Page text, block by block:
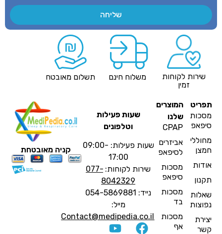
שליחה
שירות לקוחות
זמין
משלוח חינם תשלום מאובטח
מסכות
סיפאפ
מחוללי
חמצן
אודות
תקנון
שאלות
נפוצות
יצירת
קשר
המוצרים
שלנו
CPAP
אביזרים
לסיפאפ
מסכות
סיפאפ
מסכות
בד
מסכות
שעות פעילות
וטלפונים
שעות פעילות: 09:00-
17:00
שירות לקוחות:077-
8042329
נייד: 054-5869881
מייל:
Contact@medipedia.co.il
קניה מאובטחת